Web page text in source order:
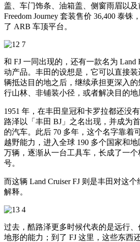
盖、车门饰条、油箱盖、侧窗雨眉以及
Freedom Journey 套装售价 36,400 泰铢
了 ARB 车顶平台。
和 FJ 一同出现的，还有一款名为 Land
动产品。丰田的设想是，它可以直接装
辆抵达目的地之后，继续承担更深入
行山林、非铺装小径，或者解决目的地
1951 年，在丰田皇冠和卡罗拉都还没
路泽以「丰田 BJ」之名出现，并成为
的汽车。此后 70 多年，这个名字靠着
越野能力，进入全球 190 多个国家和
万辆，逐渐从一台工具车，长成了一
号。
而这辆 Land Cruiser FJ 则是丰田对这
解释。
过去，酷路泽更多时候代表的是远行
地形的能力；到了 FJ 这里，这些东西